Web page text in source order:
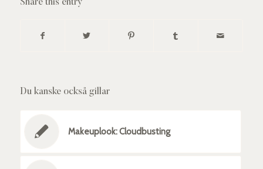
Share this entry
Du kanske också gillar
Makeuplook: Cloudbusting